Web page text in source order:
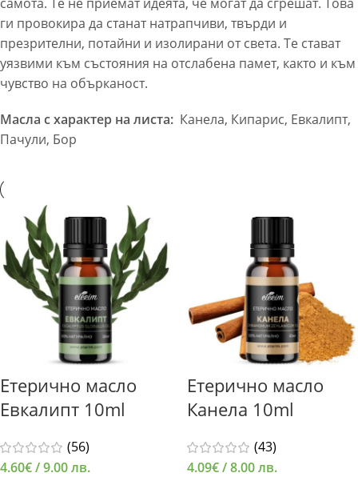
ги провокира да станат натрапчиви, твърди и
презрителни, потайни и изолирани от света. Те стават
уязвими към състояния на отслабена памет, както и към
чувство на обърканост.
Масла с характер на листа: Канела, Кипарис, Евкалипт,
Пачули, Бор
Етерично масло
Евкалипт 10ml
(56)
4.60€/ 9.00 лв.
Етерично масло
Канела 10ml
(43)
4.09€/ 8.00 лв.